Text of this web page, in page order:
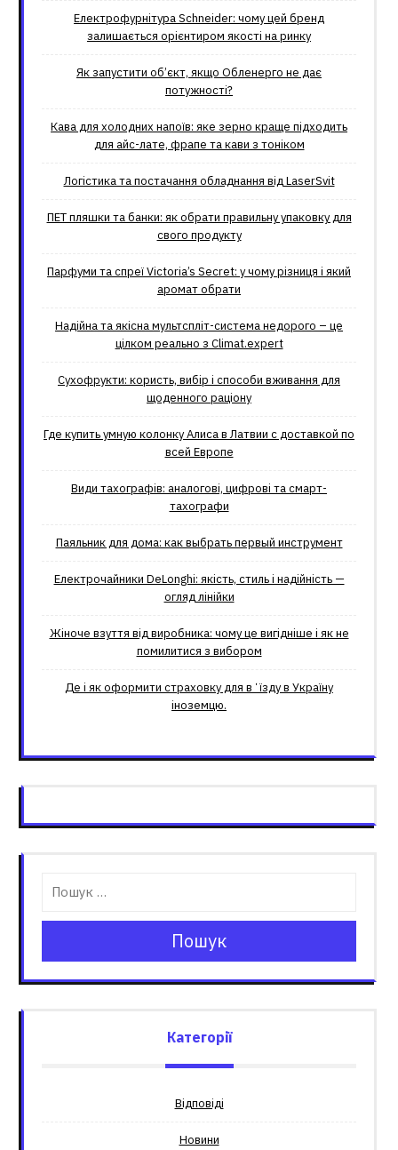
Електрофурнітура Schneider: чому цей бренд
залишається орієнтиром якості на ринку
Як запустити об’єкт, якщо Обленерго не дає
потужності?
Кава для холодних напоїв: яке зерно краще підходить
для айс-лате, фрапе та кави з тоніком
Логістика та постачання обладнання від LaserSvit
ПЕТ пляшки та банки: як обрати правильну упаковку для
свого продукту
Парфуми та спреї Victoria’s Secret: у чому різниця і який
аромат обрати
Надійна та якісна мультспліт-система недорого – це
цілком реально з Climat.еxpert
Сухофрукти: користь, вибір і способи вживання для
щоденного раціону
Где купить умную колонку Алиса в Латвии с доставкой по
всей Европе
Види тахографів: аналогові, цифрові та смарт-
тахографи
Паяльник для дома: как выбрать первый инструмент
Електрочайники DeLonghi: якість, стиль і надійність —
огляд лінійки
Жіноче взуття від виробника: чому це вигідніше і як не
помилитися з вибором
Де і як оформити страховку для вʼїзду в Україну
іноземцю.
Пошук
Категорії
Відповіді
Новини